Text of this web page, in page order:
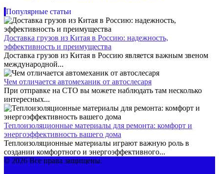
Популярные статьи
Доставка грузов из Китая в Россию: надежность,
эффективность и преимущества
Доставка грузов из Китая в Россию является важным звеном
международной...
Чем отличается автомеханик от автослесаря
При отправке на СТО вы можете наблюдать там несколько
интересных...
Теплоизоляционные материалы для ремонта: комфорт и
энергоэффективность вашего дома
Теплоизоляционные материалы играют важную роль в
создании комфортного и энергоэффективного...
© 2026 Все права защищены.